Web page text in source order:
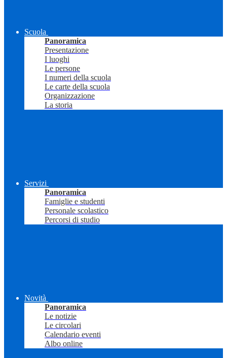
Scuola
Panoramica
Presentazione
I luoghi
Le persone
I numeri della scuola
Le carte della scuola
Organizzazione
La storia
Servizi
Panoramica
Famiglie e studenti
Personale scolastico
Percorsi di studio
Novità
Panoramica
Le notizie
Le circolari
Calendario eventi
Albo online